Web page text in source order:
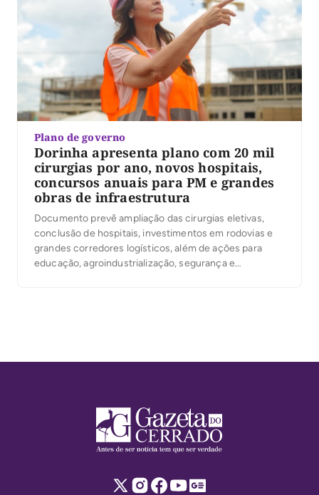
Plano de governo
Dorinha apresenta plano com 20 mil
cirurgias por ano, novos hospitais,
concursos anuais para PM e grandes
obras de infraestrutura
Documento prevê ampliação das cirurgias eletivas,
conclusão de hospitais, investimentos em rodovias e
grandes corredores logísticos, além de ações para
educação, agroindustrialização, segurança e